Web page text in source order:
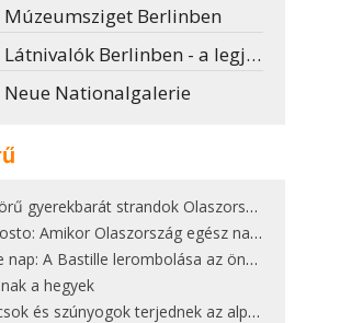
Múzeumsziget Berlinben
Berlinben - a legjobb tippek
Neue Nationalgalerie
strandok Olaszországban - megmutatjuk a 15 legjobbat
Amikor Olaszország egész nap nyaral
A Bastille lerombolása az önkényuralom végét jelentette
a hegyek
és szúnyogok terjednek az alpesi legelőkön